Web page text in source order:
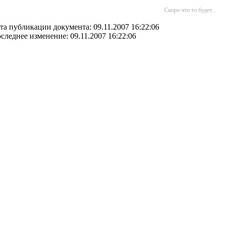
Скоро что то будет...
публикации документа: 09.11.2007 16:22:06
изменение: 09.11.2007 16:22:06